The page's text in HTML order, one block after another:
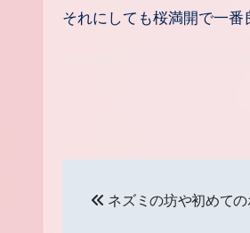
それにしても桜満開で一番
ネズミの坊や初めて